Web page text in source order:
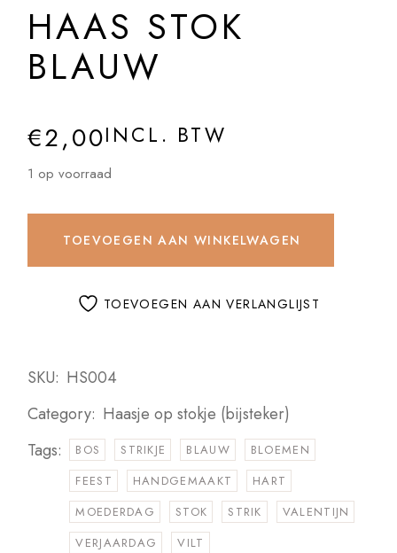
HAAS STOK
BLAUW
€2,00INCL. BTW
1 op voorraad
TOEVOEGEN AAN WINKELWAGEN
TOEVOEGEN AAN VERLANGLIJST
SKU: HS004
Category: Haasje op stokje (bijsteker)
Tags:
BOS STRIKJE BLAUW
BLOEMEN
FEEST
HANDGEMAAKT
HART
MOEDERDAG
STOK STRIK
VALENTIJN
VERJAARDAG
VILT